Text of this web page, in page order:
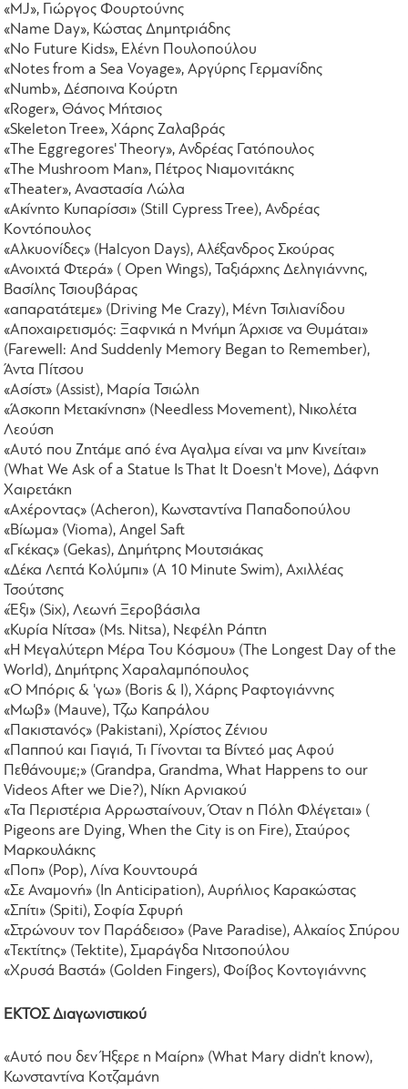
«MJ», Γιώργος Φουρτούνης
«Name Day», Κώστας Δημητριάδης
«No Future Kids», Ελένη Πουλοπούλου
«Notes from a Sea Voyage», Αργύρης Γερμανίδης
«Numb», Δέσποινα Κούρτη
«Roger», Θάνος Μήτσιος
«Skeleton Tree», Χάρης Ζαλαβράς
«The Eggregores' Theory», Ανδρέας Γατόπουλος
«The Mushroom Man», Πέτρος Νιαμονιτάκης
«Theater», Αναστασία Λώλα
«Ακίνητο Κυπαρίσσι» (Still Cypress Tree), Ανδρέας
Κοντόπουλος
«Αλκυονίδες» (Halcyon Days), Αλέξανδρος Σκούρας
«Ανοιχτά Φτερά» ( Open Wings), Ταξιάρχης Δεληγιάννης,
Βασίλης Τσιουβάρας
«απαρατάτεμε» (Driving Me Crazy), Μένη Τσιλιανίδου
«Αποχαιρετισμός: Ξαφνικά η Μνήμη Άρχισε να Θυμάται»
(Farewell: And Suddenly Memory Began to Remember),
Άντα Πίτσου
«Ασίστ» (Assist), Μαρία Τσιώλη
«Άσκοπη Μετακίνηση» (Needless Movement), Νικολέτα
Λεούση
«Αυτό που Ζητάμε από ένα Αγαλμα είναι να μην Κινείται»
(What We Ask of a Statue Is That It Doesn't Move), Δάφνη
Χαιρετάκη
«Αχέροντας» (Acheron), Κωνσταντίνα Παπαδοπούλου
«Βίωμα» (Vioma), Angel Saft
«Γκέκας» (Gekas), Δημήτρης Μουτσιάκας
«Δέκα Λεπτά Κολύμπι» (A 10 Minute Swim), Αχιλλέας
Τσούτσης
«Έξι» (Six), Λεωνή Ξεροβάσιλα
«Κυρία Νίτσα» (Ms. Nitsa), Νεφέλη Ράπτη
«Η Μεγαλύτερη Μέρα Του Κόσμου» (The Longest Day of the
World), Δημήτρης Χαραλαμπόπουλος
«Ο Μπόρις & 'γω» (Boris & I), Χάρης Ραφτογιάννης
«Μωβ» (Mauve), Τζω Καπράλου
«Πακιστανός» (Pakistani), Χρίστος Ζένιου
«Παππού και Γιαγιά, Τι Γίνονται τα Βίντεό μας Αφού
Πεθάνουμε;» (Grandpa, Grandma, What Happens to our
Videos After we Die?), Νίκη Αρνιακού
«Τα Περιστέρια Αρρωσταίνουν, Όταν η Πόλη Φλέγεται» (
Pigeons are Dying, When the City is on Fire), Σταύρος
Μαρκουλάκης
«Ποπ» (Pop), Λίνα Κουντουρά
«Σε Αναμονή» (In Anticipation), Αυρήλιος Καρακώστας
«Σπίτι» (Spiti), Σοφία Σφυρή
«Στρώνουν τον Παράδεισο» (Pave Paradise), Αλκαίος Σπύρου
«Τεκτίτης» (Tektite), Σμαράγδα Νιτσοπούλου
«Χρυσά Βαστά» (Golden Fingers), Φοίβος Κοντογιάννης
ΕΚΤΟΣ Διαγωνιστικού
«Αυτό που δεν Ήξερε η Μαίρη» (What Mary didn’t know),
Κωνσταντίνα Κοτζαμάνη